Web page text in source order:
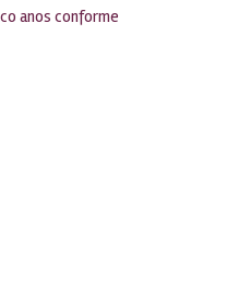
anos conforme